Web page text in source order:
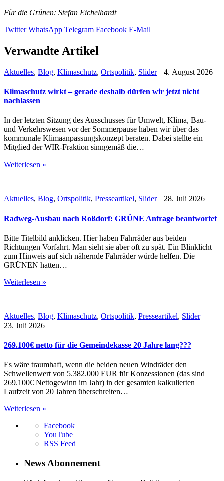
Für die Grünen: Stefan Eichelhardt
Twitter WhatsApp Telegram Facebook E-Mail
Verwandte Artikel
Aktuelles, Blog, Klimaschutz, Ortspolitik, Slider 4. August 2026
Klimaschutz wirkt – gerade deshalb dürfen wir jetzt nicht
nachlassen
In der letzten Sitzung des Ausschusses für Umwelt, Klima, Bau-
und Verkehrswesen vor der Sommerpause haben wir über das
kommunale Klimaanpassungskonzept beraten. Dabei stellte ein
Mitglied der WIR-Fraktion sinngemäß die…
Weiterlesen »
Aktuelles, Blog, Ortspolitik, Presseartikel, Slider 28. Juli 2026
Radweg-Ausbau nach Roßdorf: GRÜNE Anfrage beantwortet
Bitte Titelbild anklicken. Hier haben Fahrräder aus beiden
Richtungen Vorfahrt. Man sieht sie aber oft zu spät. Ein Blinklicht
zum Hinweis auf sich nähernde Fahrräder würde helfen. Die
GRÜNEN hatten…
Weiterlesen »
Aktuelles, Blog, Klimaschutz, Ortspolitik, Presseartikel, Slider
23. Juli 2026
269.100€ netto für die Gemeindekasse 20 Jahre lang???
Es wäre traumhaft, wenn die beiden neuen Windräder den
Schwellenwert von 5.382.000 EUR für Konzessionen (das sind
269.100€ Nettogewinn im Jahr) in der gesamten kalkulierten
Laufzeit von 20 Jahren überschreiten…
Weiterlesen »
Facebook
YouTube
RSS Feed
News Abonnement